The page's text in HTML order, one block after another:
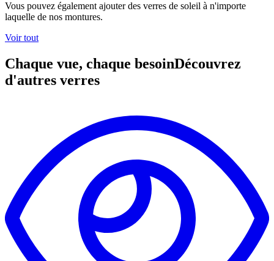
Vous pouvez également ajouter des verres de soleil à n'importe
laquelle de nos montures.
Voir tout
Chaque vue, chaque besoinDécouvrez
d'autres verres